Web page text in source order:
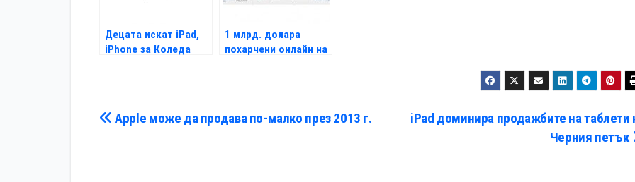
Децата искат iPad,
iPhone за Коледа
1 млрд. долара
похарчени онлайн на
Навигация
iPad доминира продажбите на таблети
Черния петък
Apple може да продава по-малко през 2013 г.